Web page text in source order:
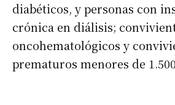
diabéticos, y personas con
crónica en diálisis;
oncohematológicos y
prematuros menores de